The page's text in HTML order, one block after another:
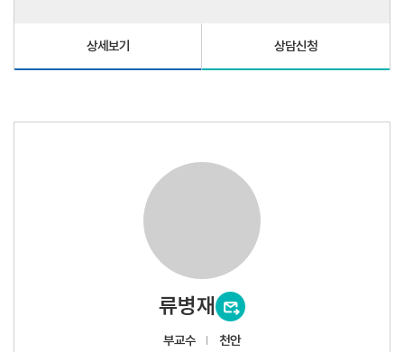
상세보기 상담신청
류병재
부교수 천안